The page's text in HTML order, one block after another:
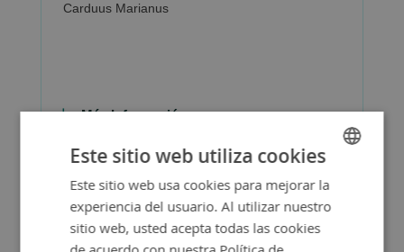
Carduus Marianus
Más Información
SPANISH
ENGLISH
Este sitio web utiliza cookies
Este sitio web usa cookies para mejorar la
experiencia del usuario. Al utilizar nuestro
sitio web, usted acepta todas las cookies